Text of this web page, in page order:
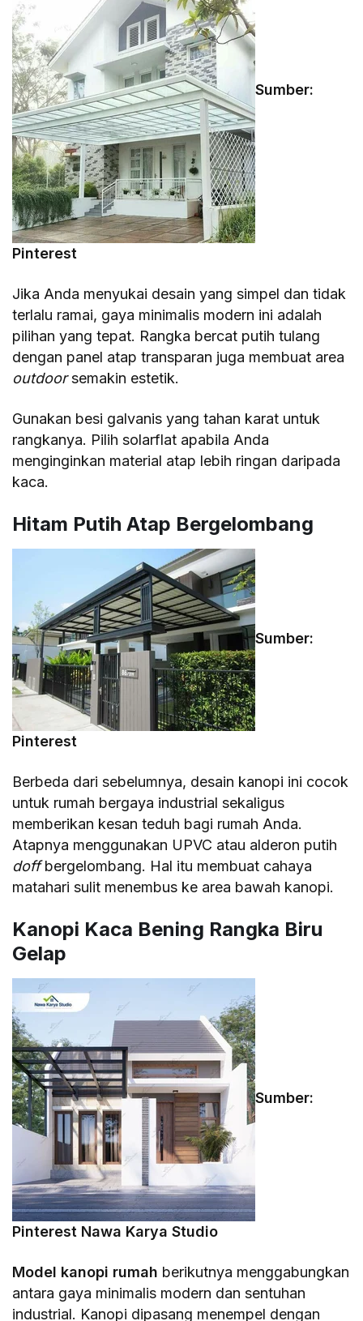
Sumber:
Pinterest
Jika Anda menyukai desain yang simpel dan tidak
terlalu ramai, gaya minimalis modern ini adalah
pilihan yang tepat. Rangka bercat putih tulang
dengan panel atap transparan juga membuat area
outdoorsemakin estetik.
Gunakan besi galvanis yang tahan karat untuk
rangkanya. Pilih solarflat apabila Anda
menginginkan material atap lebih ringan daripada
kaca.
Hitam Putih Atap Bergelombang
Sumber:
Pinterest
Berbeda dari sebelumnya, desain kanopi ini cocok
untuk rumah bergaya industrial sekaligus
memberikan kesan teduh bagi rumah Anda.
Atapnya menggunakan UPVC atau alderon putih
doffbergelombang. Hal itu membuat cahaya
matahari sulit menembus ke area bawah kanopi.
Kanopi Kaca Bening Rangka Biru
Gelap
Sumber:
Pinterest Nawa Karya Studio
Model kanopi rumah berikutnya menggabungkan
antara gaya minimalis modern dan sentuhan
industrial. Kanopi dipasang menempel dengan